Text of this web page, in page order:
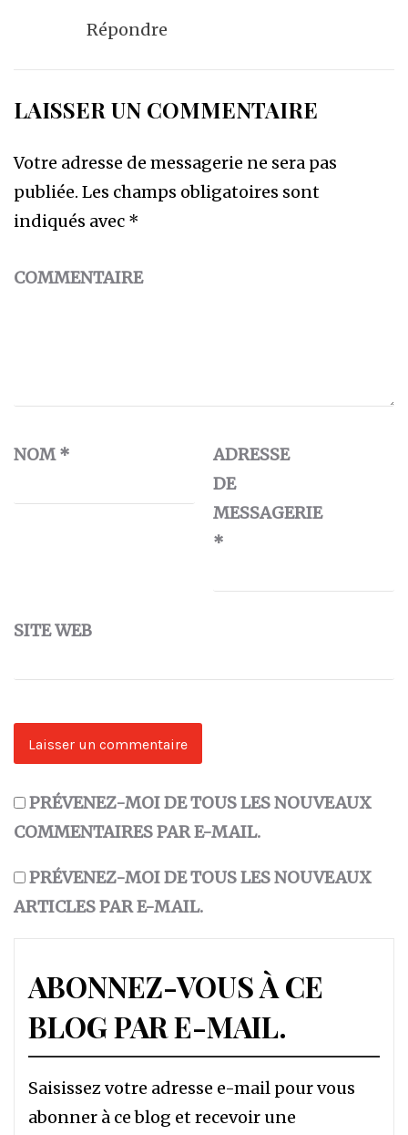
Répondre
LAISSER UN COMMENTAIRE
Votre adresse de messagerie ne sera pas
publiée. Les champs obligatoires sont
indiqués avec *
COMMENTAIRE
NOM*
ADRESSE
DE
MESSAGERIE
*
SITE WEB
PRÉVENEZ-MOI DE TOUS LES NOUVEAUX
COMMENTAIRES PAR E-MAIL.
PRÉVENEZ-MOI DE TOUS LES NOUVEAUX
ARTICLES PAR E-MAIL.
ABONNEZ-VOUS À CE
BLOG PAR E-MAIL.
Saisissez votre adresse e-mail pour vous
abonner à ce blog et recevoir une